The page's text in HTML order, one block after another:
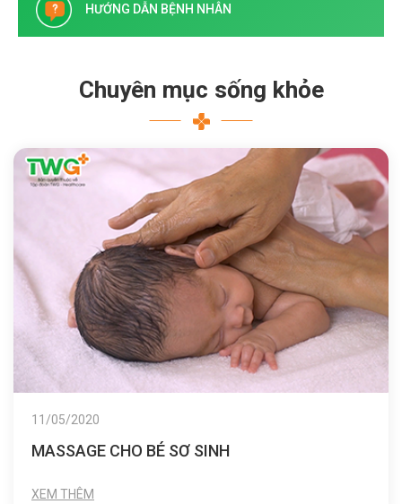
HƯỚNG DẪN BỆNH NHÂN
Chuyên mục sống khỏe
11/05/2020
MASSAGE CHO BÉ SƠ SINH
XEM THÊM